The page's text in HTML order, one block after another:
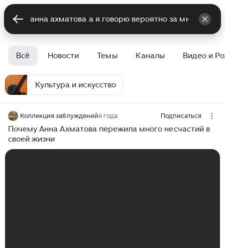
Всё Новости Темы Каналы Видео и
Культура и искусство
Коллекция заблуждений4 года Подписаться
Почему Анна Ахматова пережила много несчастий в
своей жизни